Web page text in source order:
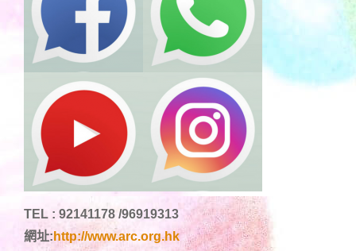
TEL : 92141178 /96919313
網址: http://www.arc.org.hk